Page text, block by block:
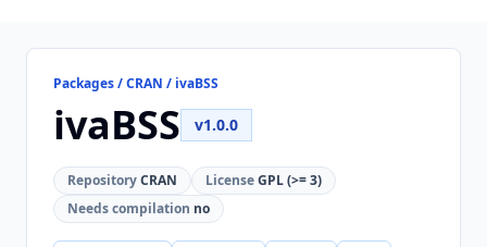
Packages / CRAN / ivaBSS
ivaBSS v1.0.0
RepositoryCRAN LicenseGPL (>= 3)
Needs compilation no